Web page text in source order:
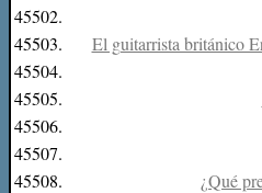
45502.
45503.
El guitarrista británico
45504.
45505.
45506.
45507.
45508.
¿Qué